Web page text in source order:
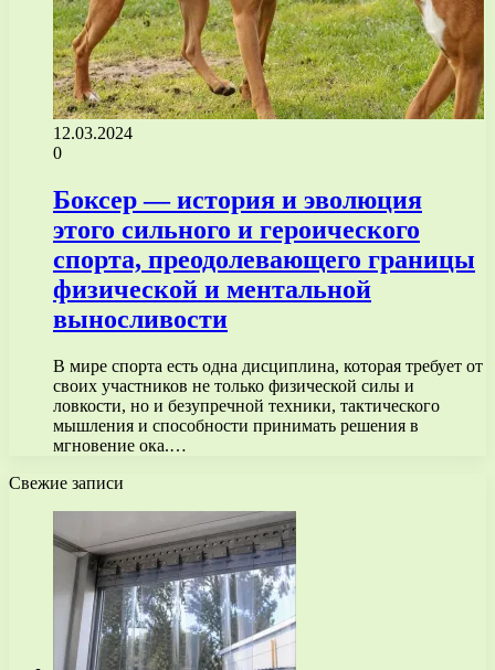
12.03.2024
0
Боксер — история и эволюция
этого сильного и героического
спорта, преодолевающего границы
физической и ментальной
выносливости
В мире спорта есть одна дисциплина, которая требует от
своих участников не только физической силы и
ловкости, но и безупречной техники, тактического
мышления и способности принимать решения в
мгновение ока.…
Свежие записи